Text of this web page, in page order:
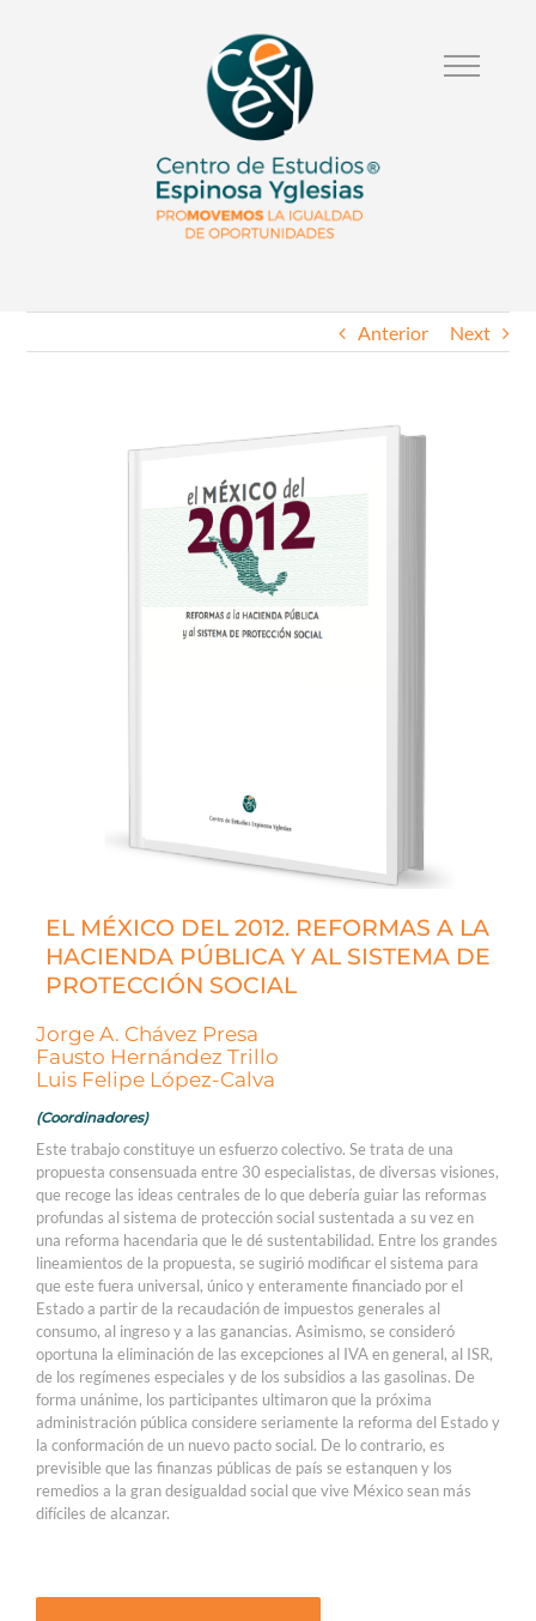
Anterior Next
EL MÉXICO DEL 2012. REFORMAS A LA
HACIENDA PÚBLICA Y AL SISTEMA DE
PROTECCIÓN SOCIAL
Jorge A. Chávez Presa
Fausto Hernández Trillo
Luis Felipe López-Calva
(Coordinadores)
Este trabajo constituye un esfuerzo colectivo. Se trata de una
propuesta consensuada entre 30 especialistas, de diversas visiones,
que recoge las ideas centrales de lo que debería guiar las reformas
profundas al sistema de protección social sustentada a su vez en
una reforma hacendaria que le dé sustentabilidad. Entre los grandes
lineamientos de la propuesta, se sugirió modificar el sistema para
que este fuera universal, único y enteramente financiado por el
Estado a partir de la recaudación de impuestos generales al
consumo, al ingreso y a las ganancias. Asimismo, se consideró
oportuna la eliminación de las excepciones al IVA en general, al ISR,
de los regímenes especiales y de los subsidios a las gasolinas. De
forma unánime, los participantes ultimaron que la próxima
administración pública considere seriamente la reforma del Estado y
la conformación de un nuevo pacto social. De lo contrario, es
previsible que las finanzas públicas de país se estanquen y los
remedios a la gran desigualdad social que vive México sean más
difíciles de alcanzar.